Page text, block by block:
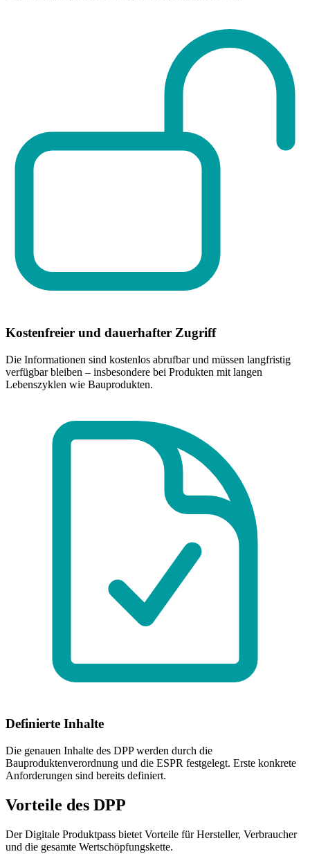
Kostenfreier und dauerhafter Zugriff
Die Informationen sind kostenlos abrufbar und müssen langfristig
verfügbar bleiben – insbesondere bei Produkten mit langen
Lebenszyklen wie Bauprodukten.
Definierte Inhalte
Die genauen Inhalte des DPP werden durch die
Bauproduktenverordnung und die ESPR festgelegt. Erste konkrete
Anforderungen sind bereits definiert.
Vorteile des DPP
Der Digitale Produktpass bietet Vorteile für Hersteller, Verbraucher
und die gesamte Wertschöpfungskette.